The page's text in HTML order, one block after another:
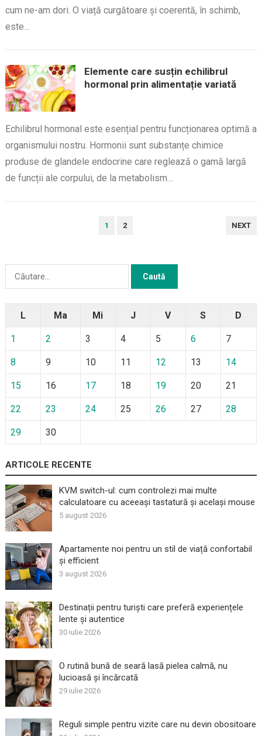
cum ne-am dori. O viață curgătoare și coerentă, în schimb,
este…
Elemente care susțin echilibrul
hormonal prin alimentație variată
Echilibrul hormonal este esențial pentru funcționarea optimă a
organismului nostru. Hormonii sunt substanțe chimice
produse de glandele endocrine care reglează o gamă largă
de funcții ale corpului, de la metabolism…
1 2 NEXT
Caută
L Ma Mi J V S D
1 2 3 4 5 6 7
8 9 10 11 12 13 14
15 16 17 18 19 20 21
22 23 24 25 26 27 28
29 30
ARTICOLE RECENTE
KVM switch-ul: cum controlezi mai multe
calculatoare cu aceeași tastatură și același mouse
5 august 2026
Apartamente noi pentru un stil de viață confortabil
și efficient
3 august 2026
Destinații pentru turiști care preferă experiențele
lente și autentice
30 iulie 2026
O rutină bună de seară lasă pielea calmă, nu
lucioasă și încărcată
29 iulie 2026
Reguli simple pentru vizite care nu devin obositoare